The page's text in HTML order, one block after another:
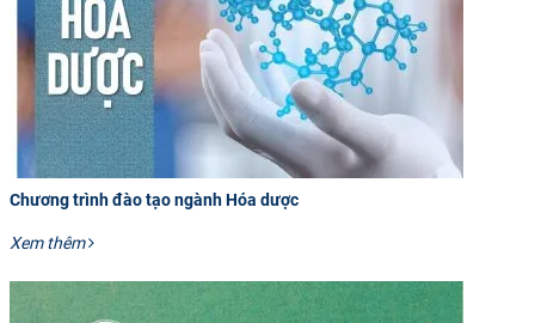
Chương trình đào tạo ngành Hóa dược
Xem thêm